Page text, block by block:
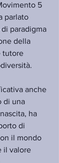
5
parlato
paradigma
della
tutore
anche
di una
ha
di
il mondo
il valore